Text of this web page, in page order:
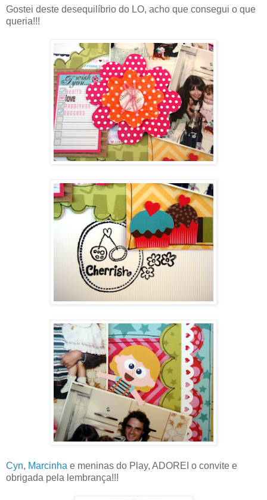
Gostei deste desequilíbrio do LO, acho que consegui o que
queria!!!
Cyn, Marcinha e meninas do Play, ADOREI o convite e
obrigada pela lembrança!!!